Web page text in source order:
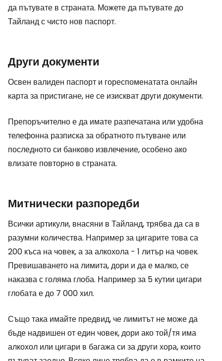
да пътувате в страната. Можете да пътувате до
Тайланд с чисто нов паспорт.
Други документи
Освен валиден паспорт и гореспоменатата онлайн
карта за пристигане, не се изискват други документи.
Препоръчително е да имате разпечатана или удобна
телефонна разписка за обратното пътуване или
последното си банково извлечение, особено ако
влизате повторно в страната.
Митнически разпоредби
Всички артикули, внасяни в Тайланд, трябва да са в
разумни количества. Например за цигарите това са
200 къса на човек, а за алкохола - 1 литър на човек.
Превишаването на лимита, дори и да е малко, се
наказва с голяма глоба. Например за 5 кутии цигари
глобата е до 7 000 хил.
Също така имайте предвид, че лимитът не може да
бъде надвишен от един човек, дори ако той/тя има
алкохол или цигари в багажа си за други хора, които